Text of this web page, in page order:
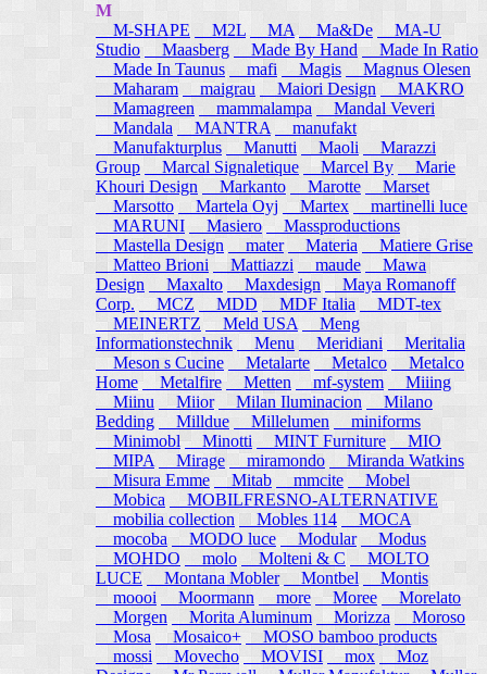
M
M-SHAPE
M2L MA Ma&De
MA-U
Studio
Maasberg Made By Hand
Made In Ratio
Made In Taunus
mafi Magis
Magnus Olesen
Maharam
maigrau Maiori Design
MAKRO
Mamagreen
mammalampa
Mandal Veveri
Mandala
MANTRA
manufakt
Manufakturplus
Manutti Maoli
Marazzi
Group
Marcal Signaletique Marcel By
Marie
Khouri Design
Markanto Marotte
Marset
Marsotto
Martela Oyj Martex
martinelli luce
MARUNI
Masiero
Massproductions
Mastella Design
mater Materia
Matiere Grise
Matteo Brioni
Mattiazzi maude
Mawa
Design
Maxalto Maxdesign
Maya Romanoff
Corp.
MCZ MDD MDF Italia
MDT-tex
MEINERTZ
Meld USA
Meng
Informationstechnik
Menu Meridiani
Meritalia
Meson s Cucine
Metalarte Metalco
Metalco
Home Metalfire Metten mf-system
Miiing
Miinu
Miior Milan Iluminacion
Milano
Bedding
Milldue Millelumen
miniforms
Minimobl Minotti MINT Furniture
MIO
MIPA
Mirage miramondo
Miranda Watkins
Misura Emme
Mitab mmcite
Mobel
Mobica
MOBILFRESNO-ALTERNATIVE
mobilia collection
Mobles 114
MOCA
mocoba
MODO luce Modular
Modus
MOHDO
molo Molteni & C
MOLTO
LUCE
Montana Mobler Montbel
Montis
moooi
Moormann more Moree
Morelato
Morgen
Morita Aluminum Morizza
Moroso
Mosa
Mosaico+
MOSO bamboo products
mossi
Movecho MOVISI mox
Moz